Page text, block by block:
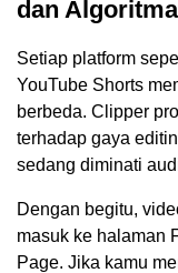
dan Algoritma
Setiap platform
YouTube Shorts
berbeda. Clipper
terhadap gaya
sedang diminati
Dengan begitu,
masuk ke halaman
Page. Jika kamu